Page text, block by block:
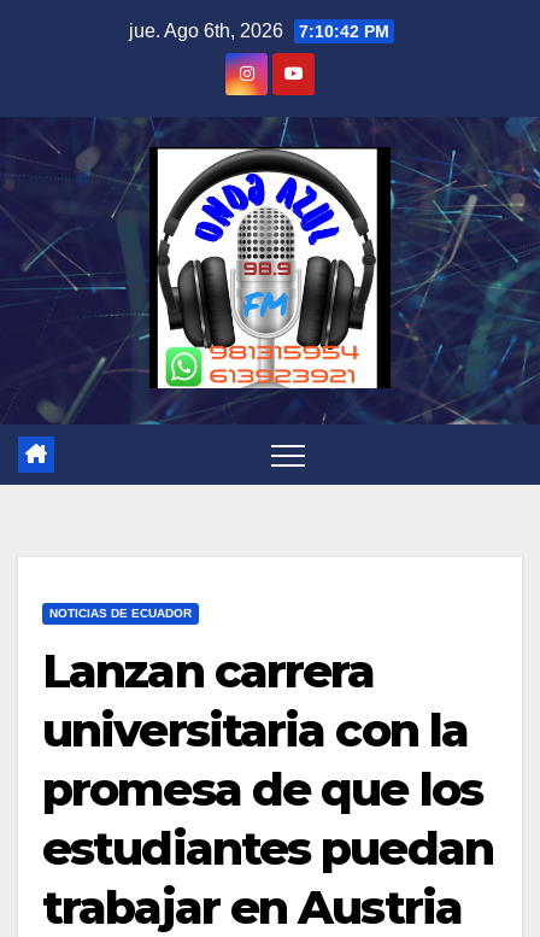
jue. Ago 6th, 2026 7:10:42 PM
NOTICIAS DE ECUADOR
Lanzan carrera
universitaria con la
promesa de que los
estudiantes puedan
trabajar en Austria